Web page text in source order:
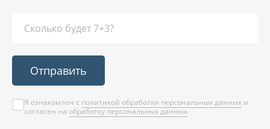
Отправить
Я ознакомлен с политикой обработки персональных данных и
согласен на обработку персональных данных